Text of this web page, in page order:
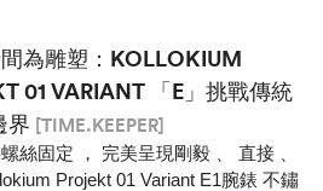
為雕塑：KOLLOKIUM
01 VARIANT 「E」挑戰傳統
界 [TIME.KEEPER]
絲固定 ， 完美呈現剛毅 、 直接 、
Projekt 01 Variant E1腕錶 不鏽